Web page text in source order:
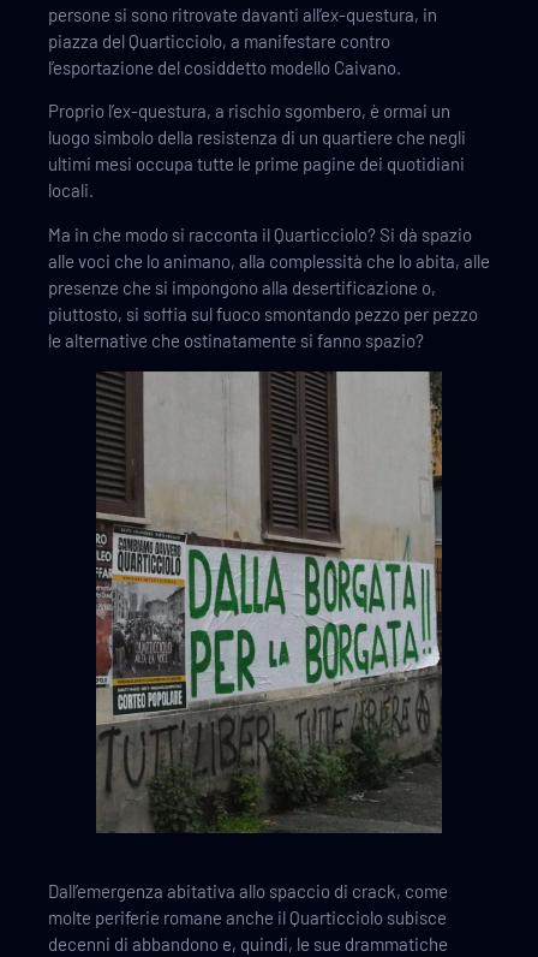
persone si sono ritrovate davanti all’ex-questura, in
piazza del Quarticciolo, a manifestare contro
l’esportazione del cosiddetto modello Caivano.
Proprio l’ex-questura, a rischio sgombero, è ormai un
luogo simbolo della resistenza di un quartiere che negli
ultimi mesi occupa tutte le prime pagine dei quotidiani
locali.
Ma in che modo si racconta il Quarticciolo? Si dà spazio
alle voci che lo animano, alla complessità che lo abita, alle
presenze che si impongono alla desertificazione o,
piuttosto, si soffia sul fuoco smontando pezzo per pezzo
le alternative che ostinatamente si fanno spazio?
Dall’emergenza abitativa allo spaccio di crack, come
molte periferie romane anche il Quarticciolo subisce
decenni di abbandono e, quindi, le sue drammatiche